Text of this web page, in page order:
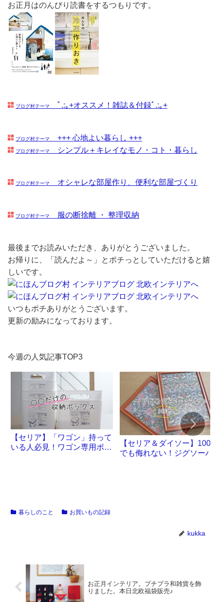
お正月はのんびり読書をするつもりです。
ブログ村テーマ ﾟ.:｡+オススメ！雑誌＆付録ﾟ.:｡+
ブログ村テーマ +++ 心地よい暮らし +++
ブログ村テーマ シンプル＋キレイなモノ・コト・暮らし
ブログ村テーマ オシャレな部屋作り、便利な部屋づくり
ブログ村テーマ 服の断捨離 ・ 整理収納
最後までお読みいただき、ありがとうございました。
お帰りに、「読んだよ～」とポチっとしていただけると嬉
しいです。
いつもポチありがとうございます。
更新の励みになっております。
今週の人気記事TOP3
【セリア】「ワゴン」持って
いる人必見！ワゴン専用ボッ
【セリア＆ダイソー】100円
でも侮れない！ジグソーパ
暮らしのこと お買いもの記録
kukka
お正月インテリア。プチプラ和雑貨を飾
りました。本日北欧福袋販売♪